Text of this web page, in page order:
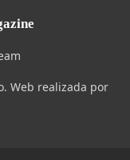
Web realizada por